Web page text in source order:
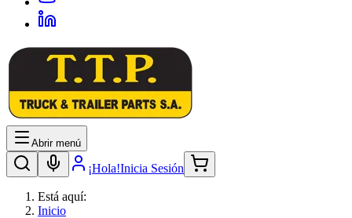
Abrir menú
¡Hola!Inicia Sesión
Está aquí:
Inicio